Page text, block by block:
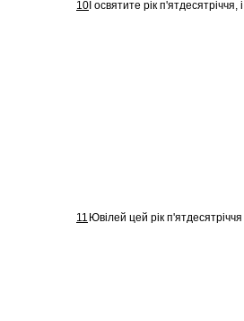
10 І освятите рік
11 Ювілей цей рік